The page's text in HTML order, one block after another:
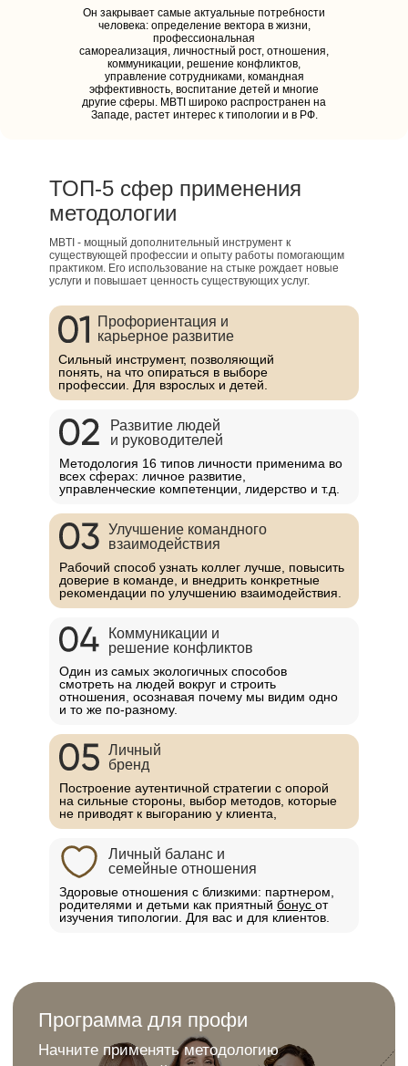
Он закрывает самые актуальные потребности
человека: определение вектора в жизни,
профессиональная
самореализация, личностный рост, отношения,
коммуникации, решение конфликтов,
управление сотрудниками, командная
эффективность, воспитание детей и многие
другие сферы. MBTI широко распространен на
Западе, растет интерес к типологии и в РФ.
ТОП-5 сфер применения
методологии
MBTI - мощный дополнительный инструмент к
существующей профессии и опыту работы помогающим
практиком. Его использование на стыке рождает новые
услуги и повышает ценность существующих услуг.
Сильный инструмент, позволяющий
понять, на что опираться в выборе
профессии. Для взрослых и детей.
Профориентация и
карьерное развитие
Рабочий способ узнать коллег лучше, повысить
доверие в команде, и внедрить конкретные
рекомендации по улучшению взаимодействия.
Улучшение командного
взаимодействия
Один из самых экологичных способов
смотреть на людей вокруг и строить
отношения, осознавая почему мы видим одно
и то же по-разному.
Коммуникации и
решение конфликтов
Построение аутентичной стратегии с опорой
на сильные стороны, выбор методов, которые
не приводят к выгоранию у клиента,
Личный
бренд
Здоровые отношения с близкими: партнером,
родителями и детьми как приятный бонус от
изучения типологии. Для вас и для клиентов.
Личный баланс и
семейные отношения
Методология 16 типов личности применима во
всех сферах: личное развитие,
управленческие компетенции, лидерство и т.д.
Развитие людей
и руководителей
Программа для профи
Начните применять методологию